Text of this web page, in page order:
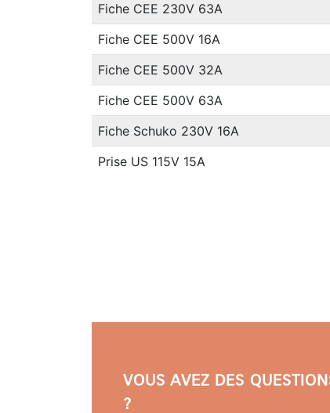
Fiche CEE 230V 63A
Fiche CEE 500V 16A
Fiche CEE 500V 32A
Fiche CEE 500V 63A
Fiche Schuko 230V 16A
Prise US 115V 15A
VOUS AVEZ DES
?